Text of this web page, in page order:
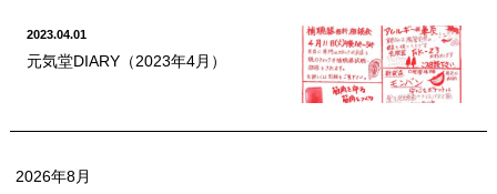
2023.04.01
元気堂DIARY（2023年4月）
2026年8月